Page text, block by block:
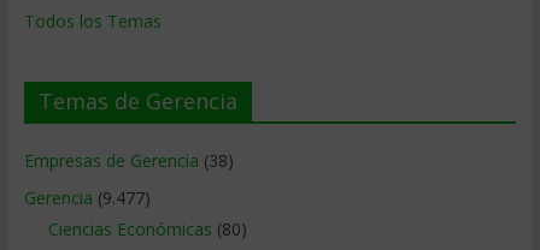
Todos los Temas
Temas de Gerencia
Empresas de Gerencia (38)
Gerencia (9.477)
Ciencias Económicas (80)